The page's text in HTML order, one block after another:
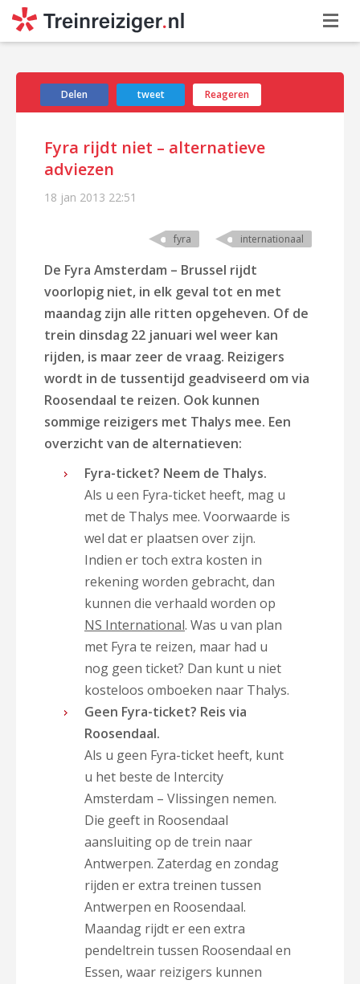
Delen tweet Reageren
Fyra rijdt niet – alternatieve
adviezen
18 jan 2013 22:51
fyra internationaal
De Fyra Amsterdam – Brussel rijdt
voorlopig niet, in elk geval tot en met
maandag zijn alle ritten opgeheven. Of de
trein dinsdag 22 januari wel weer kan
rijden, is maar zeer de vraag. Reizigers
wordt in de tussentijd geadviseerd om via
Roosendaal te reizen. Ook kunnen
sommige reizigers met Thalys mee. Een
overzicht van de alternatieven:
Fyra-ticket? Neem de Thalys.
Als u een Fyra-ticket heeft, mag u
met de Thalys mee. Voorwaarde is
wel dat er plaatsen over zijn.
Indien er toch extra kosten in
rekening worden gebracht, dan
kunnen die verhaald worden op
NS International. Was u van plan
met Fyra te reizen, maar had u
nog geen ticket? Dan kunt u niet
kosteloos omboeken naar Thalys.
Geen Fyra-ticket? Reis via
Roosendaal.
Als u geen Fyra-ticket heeft, kunt
u het beste de Intercity
Amsterdam – Vlissingen nemen.
Die geeft in Roosendaal
aansluiting op de trein naar
Antwerpen. Zaterdag en zondag
rijden er extra treinen tussen
Antwerpen en Roosendaal.
Maandag rijdt er een extra
pendeltrein tussen Roosendaal en
Essen, waar reizigers kunnen